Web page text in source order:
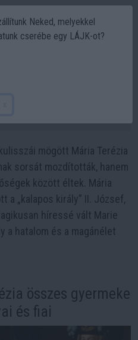
mögött Mária Terézia
sorsát mozdították, hanem
között éltek. Mária
a „kalapos király” II. József,
híressé vált Marie
a hatalom és a magánélet
összes gyermeke
és fiai
Neked, melyekkel
cserébe egy LÁJK-ot?